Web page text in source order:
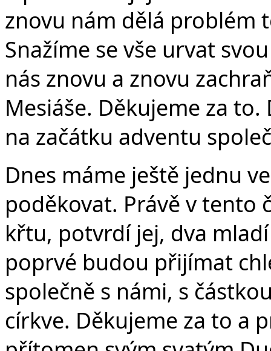
znovu nám dělá
Snažíme se vše urvat
nás znovu a znovu
Mesiáše. Děkujeme za
na začátku adventu
Dnes máme ještě jednu
poděkovat. Právě v tento
křtu, potvrdí jej, dva
poprvé budou přijímat
společně s námi, s
církve. Děkujeme za to a